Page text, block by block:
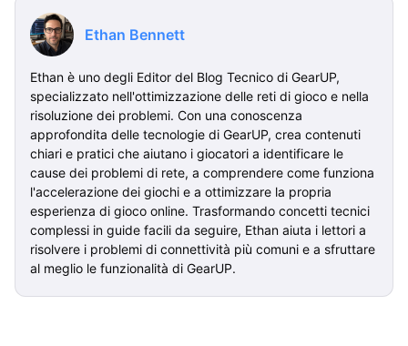
Ethan Bennett
Ethan è uno degli Editor del Blog Tecnico di GearUP,
specializzato nell'ottimizzazione delle reti di gioco e nella
risoluzione dei problemi. Con una conoscenza
approfondita delle tecnologie di GearUP, crea contenuti
chiari e pratici che aiutano i giocatori a identificare le
cause dei problemi di rete, a comprendere come funziona
l'accelerazione dei giochi e a ottimizzare la propria
esperienza di gioco online. Trasformando concetti tecnici
complessi in guide facili da seguire, Ethan aiuta i lettori a
risolvere i problemi di connettività più comuni e a sfruttare
al meglio le funzionalità di GearUP.